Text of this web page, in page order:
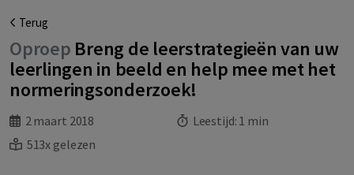
Terug
Oproep Breng de leerstrategieën van uw
leerlingen in beeld en help mee met het
normeringsonderzoek!
2 maart 2018 Leestijd: 1 min
513x gelezen